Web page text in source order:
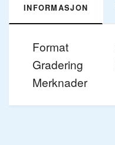
INFORMASJON
Format
Gradering
Merknader